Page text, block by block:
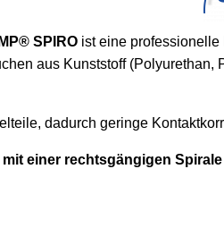
SPIRO ist eine professionelle
aus Kunststoff (Polyurethan,
dadurch geringe
einer rechtsgängigen Spirale